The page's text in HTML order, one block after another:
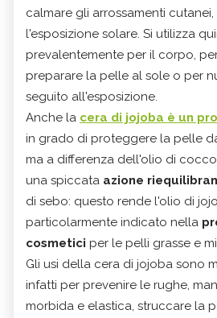
calmare gli arrossamenti
l'esposizione solare. Si utilizza
prevalentemente per il corpo,
preparare la pelle al sole o per
seguito all'esposizione.
Anche la cera di jojoba è un
in grado di proteggere la pelle
ma a differenza dell'olio di
una spiccata azione
di sebo: questo rende l'olio di
particolarmente indicato nella
cosmetici per le pelli grasse e
Gli usi della cera di jojoba sono
infatti per prevenire le rughe,
morbida e elastica, struccare la